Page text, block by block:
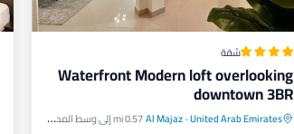
شقة
Waterfront Modern loft overlooking
downtown 3BR
United Arab Emirates
·
Al Majaz0.57 mi إلى وسط المدينة
موقف سيارات سبا
شرفة / تراس